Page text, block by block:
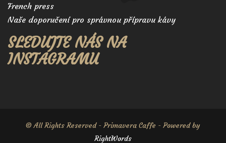
French press
Naše doporučení pro správnou přípravu kávy
SLEDUJTE NÁS NA
INSTAGRAMU
© All Rights Reserved - Primavera Caffe - Powered by
RightWords